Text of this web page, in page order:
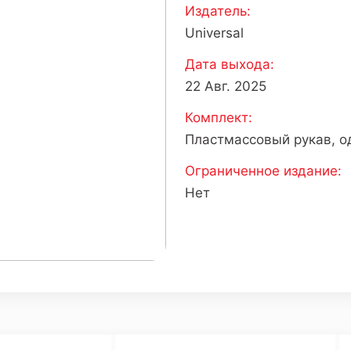
Издатель:
Universal
Дата выхода:
22 Авг. 2025
Комплект:
Пластмассовый рукав,
Ограниченное издание:
Нет